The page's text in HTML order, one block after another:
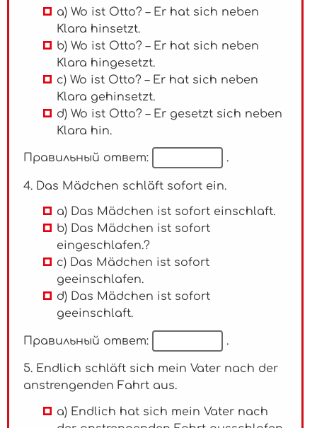
a) Wo ist Otto? – Er hat sich neben
Klara hinsetzt.
b) Wo ist Otto? – Er hat sich neben
Klara hingesetzt.
c) Wo ist Otto? – Er hat sich neben
Klara gehinsetzt.
d) Wo ist Otto? – Er gesetzt sich neben
Klara hin.
Правильный ответ: .
4. Das Mädchen schläft sofort ein.
a) Das Mädchen ist sofort einschlaft.
b) Das Mädchen ist sofort
eingeschlafen.?
c) Das Mädchen ist sofort
geeinschlafen.
d) Das Mädchen ist sofort
geeinschlaft.
Правильный ответ: .
5. Endlich schläft sich mein Vater nach der
anstrengenden Fahrt aus.
a) Endlich hat sich mein Vater nach